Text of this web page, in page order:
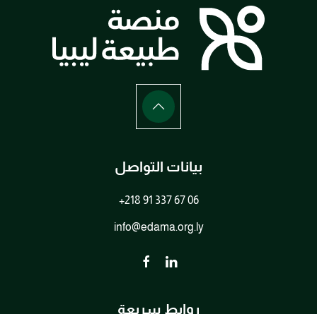
بيانات التواصل
+218 91 337 67 06
info@edama.org.ly
روابط سريعة